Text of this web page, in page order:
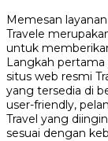
Memesan
Travele
untuk
Langkah
situs web resmi
yang tersedia di
user-friendly,
Travel yang
sesuai dengan